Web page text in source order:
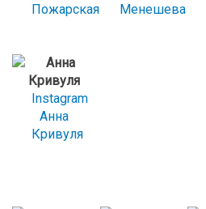
Пожарская
Менешева
Instagram
Анна
Кривуля